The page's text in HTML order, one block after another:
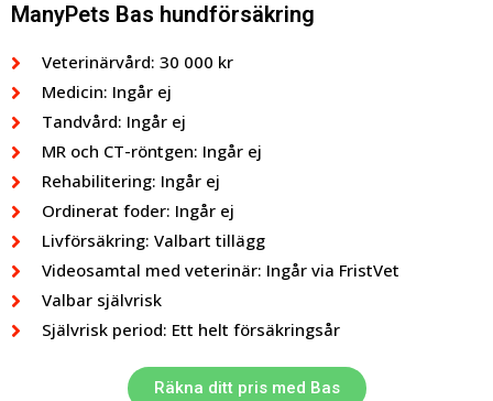
ManyPets Bas hundförsäkring
Veterinärvård: 30 000 kr
Medicin: Ingår ej
Tandvård: Ingår ej
MR och CT-röntgen: Ingår ej
Rehabilitering: Ingår ej
Ordinerat foder: Ingår ej
Livförsäkring: Valbart tillägg
Videosamtal med veterinär: Ingår via FristVet
Valbar självrisk
Självrisk period: Ett helt försäkringsår
Räkna ditt pris med Bas